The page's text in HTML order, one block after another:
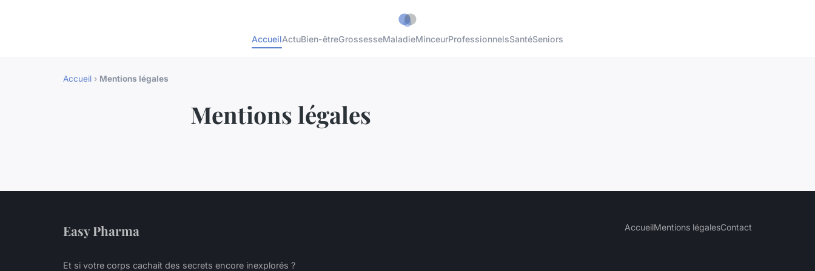
AccueilActuBien-êtreGrossesseMaladieMinceurProfessionnelsSantéSeniors
Accueil › Mentions légales
Mentions légales
Easy Pharma
Et si votre corps cachait des secrets encore inexplorés ?
AccueilMentions légalesContact